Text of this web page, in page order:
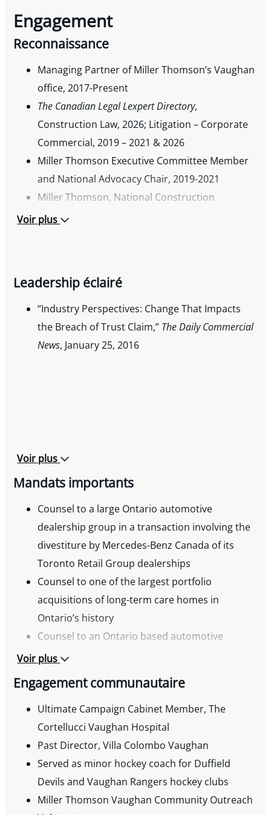
Engagement
Reconnaissance
Managing Partner of Miller Thomson’s Vaughan
office, 2017-Present
The Canadian Legal LexpertDirectory,
Construction Law, 2026; Litigation – Corporate
Commercial, 2019 – 2021 & 2026
Miller Thomson Executive Committee Member
and National Advocacy Chair, 2019-2021
Miller Thomson, National Construction
Specialty Group Lead, 2015-2017
Voir plus
Leadership éclairé
“Industry Perspectives: Change That Impacts
the Breach of Trust Claim,” The Daily Commercial
News, January 25, 2016
Voir plus
Mandats importants
Counsel to a large Ontario automotive
dealership group in a transaction involving the
divestiture by Mercedes-Benz Canada of its
Toronto Retail Group dealerships
Counsel to one of the largest portfolio
acquisitions of long-term care homes in
Ontario’s history
Counsel to an Ontario based automotive
dealership group in its divestiture of a
multi-location North American dealership
Counsel to a Communications Company’s
acquisition of the publishing division of Rogers
Media Inc.
Loreto v. Little Morello Vettese Segreto(fiduciary
duties, client solicitation and duties of
confidentiality for lawyers departing a law firm)
Voir plus
Engagement communautaire
Ultimate Campaign Cabinet Member, The
Cortellucci Vaughan Hospital
Past Director, Villa Colombo Vaughan
Served as minor hockey coach for Duffield
Devils and Vaughan Rangers hockey clubs
Miller Thomson Vaughan Community Outreach